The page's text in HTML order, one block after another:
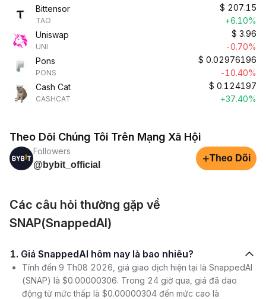
Bittensor
TAO
$ 207.15
+6.10%
Uniswap
UNI
$ 3.96
-0.70%
Pons
PONS
$ 0.02976196
-10.40%
Cash Cat
CASHCAT
$ 0.124197
+37.40%
Theo Dõi Chúng Tôi Trên Mạng Xã Hội
Followers
@bybit_official
+Theo Dõi
Các câu hỏi thường gặp về
SNAP(SnappedAI)
1. Giá SnappedAI hôm nay là bao nhiêu?
Tính đến 9 Th08 2026, giá giao dịch hiện tại là SnappedAI
(SNAP) là $0.00000306. Trong 24 giờ qua, giá đã dao
động từ mức thấp là $0.00000304 đến mức cao là